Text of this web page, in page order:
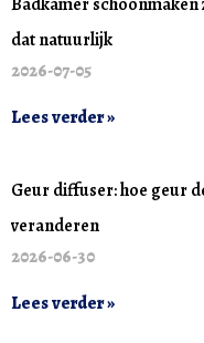
dat natuurlijk
2026-07-05
Lees verder »
Geur diffuser: hoe geur
veranderen
2026-06-30
Lees verder »